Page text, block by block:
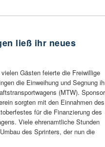
ließ ihr neues
Gästen feierte die Freiwillige
die Einweihung und Segnung
(MTW).
sorgten mit den Einnahmen des
für die Finanzierung des
Viele ehrenamtliche Stunden
des Sprinters, der nun die